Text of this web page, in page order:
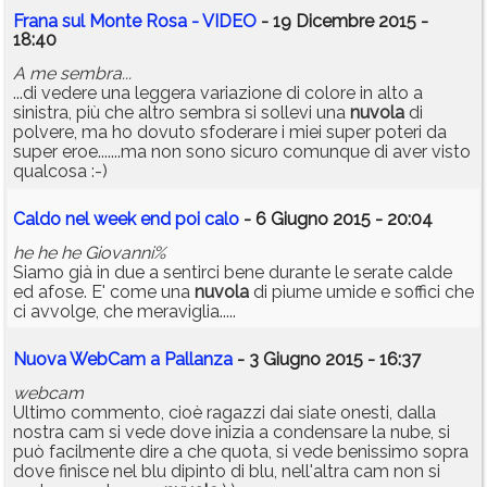
Frana sul Monte Rosa - VIDEO - 19 Dicembre 2015 -
18:40
A me sembra...
...di vedere una leggera variazione di colore in alto a
sinistra, più che altro sembra si sollevi una nuvola di
polvere, ma ho dovuto sfoderare i miei super poteri da
super eroe.......ma non sono sicuro comunque di aver visto
qualcosa :-)
Caldo nel week end poi calo - 6 Giugno 2015 - 20:04
he he he Giovanni%
Siamo già in due a sentirci bene durante le serate calde
ed afose. E' come una nuvola di piume umide e soffici che
ci avvolge, che meraviglia.....
Nuova WebCam a Pallanza - 3 Giugno 2015 - 16:37
webcam
Ultimo commento, cioè ragazzi dai siate onesti, dalla
nostra cam si vede dove inizia a condensare la nube, si
può facilmente dire a che quota, si vede benissimo sopra
dove finisce nel blu dipinto di blu, nell'altra cam non si